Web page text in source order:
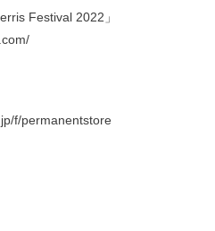
Festival 2022」
f/permanentstore